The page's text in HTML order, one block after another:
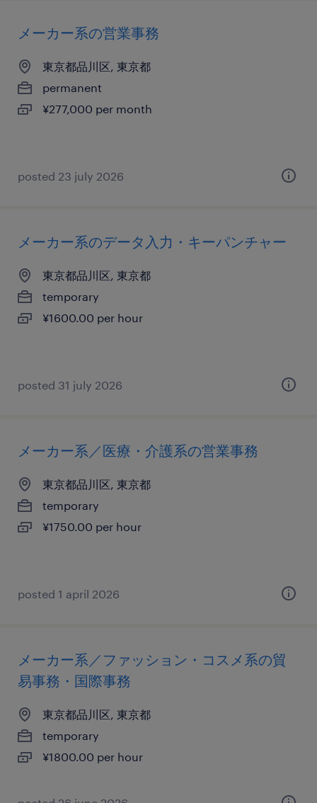
メーカー系の営業事務
東京都品川区, 東京都
permanent
¥277,000 per month
posted 23 july 2026
メーカー系のデータ入力・キーパンチャー
東京都品川区, 東京都
temporary
¥1600.00 per hour
posted 31 july 2026
メーカー系／医療・介護系の営業事務
東京都品川区, 東京都
temporary
¥1750.00 per hour
posted 1 april 2026
メーカー系／ファッション・コスメ系の貿
易事務・国際事務
東京都品川区, 東京都
temporary
¥1800.00 per hour